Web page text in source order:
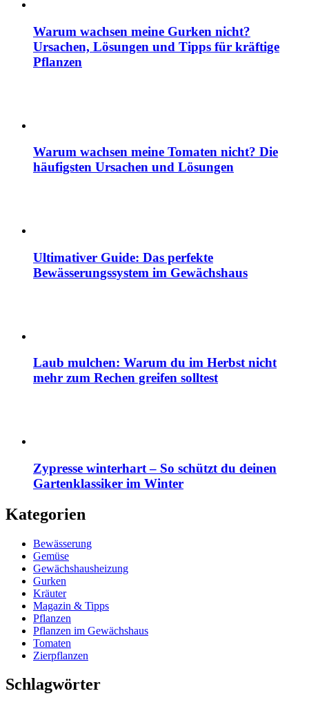
Warum wachsen meine Gurken nicht?
Ursachen, Lösungen und Tipps für kräftige
Pflanzen
Warum wachsen meine Tomaten nicht? Die
häufigsten Ursachen und Lösungen
Ultimativer Guide: Das perfekte
Bewässerungssystem im Gewächshaus
Laub mulchen: Warum du im Herbst nicht
mehr zum Rechen greifen solltest
Zypresse winterhart – So schützt du deinen
Gartenklassiker im Winter
Kategorien
Bewässerung
Gemüse
Gewächshausheizung
Gurken
Kräuter
Magazin & Tipps
Pflanzen
Pflanzen im Gewächshaus
Tomaten
Zierpflanzen
Schlagwörter